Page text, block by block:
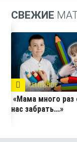
СВЕЖИЕ
СЕМЕЙНОЕ
«Мама много
нас забрать...»